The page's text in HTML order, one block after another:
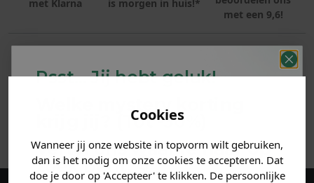
Cookies
Wanneer jij onze website in topvorm wilt gebruiken,
dan is het nodig om onze cookies te accepteren. Dat
doe je door op 'Accepteer' te klikken. De persoonlijke
met Klarna
is morgen in huis!*
met een 9,6!
Psst... Jij hebt geluk!
Welke mystery
krijg jij? (Tot-30%
Vertel ons waar je naar op
zoek bent. 👇